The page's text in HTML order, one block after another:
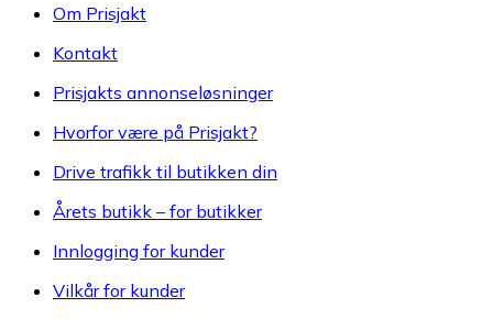
Om Prisjakt
Kontakt
Prisjakts annonseløsninger
Hvorfor være på Prisjakt?
Drive trafikk til butikken din
Årets butikk – for butikker
Innlogging for kunder
Vilkår for kunder